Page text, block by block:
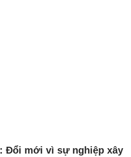
Đổi mới vì sự nghiệp xây